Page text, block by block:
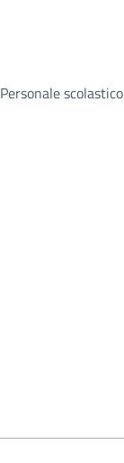
Personale scolastico